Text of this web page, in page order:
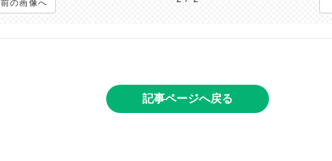
前の画像へ
記事ページへ戻る